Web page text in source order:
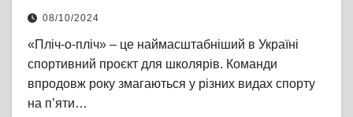
08/10/2024
«Пліч-о-пліч» – це наймасштабніший в Україні
спортивний проєкт для школярів. Команди
впродовж року змагаються у різних видах спорту
на пʼяти…